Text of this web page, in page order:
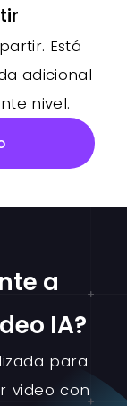
Está
adicional
nivel.
a
IA?
para
video con